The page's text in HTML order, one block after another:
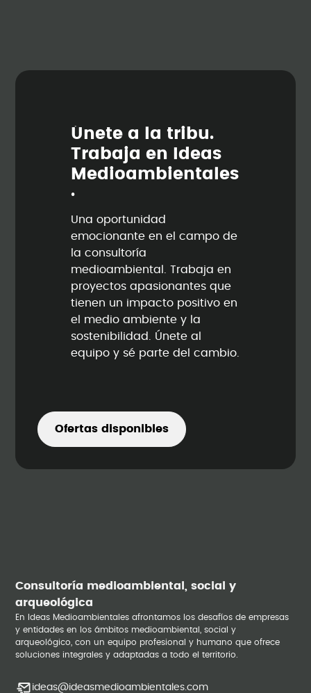
Únete a la tribu.
Trabaja en Ideas
Medioambienta les
.
Una oportunidad
emocionante en el campo de
la consultoría
medioambiental. Trabaja en
proyectos apasionantes que
tienen un impacto positivo en
el medio ambiente y la
sostenibilidad. Únete al
equipo y sé parte del cambio.
Ofertas disponibles
Consultoría medioambiental, social y
arqueológica
En Ideas Medioambientales afrontamos los desafíos de empresas
y entidades en los ámbitos medioambiental, social y
arqueológico, con un equipo profesional y humano que ofrece
soluciones integrales y adaptadas a todo el territorio.
ideas@ideasmedioambientales.com